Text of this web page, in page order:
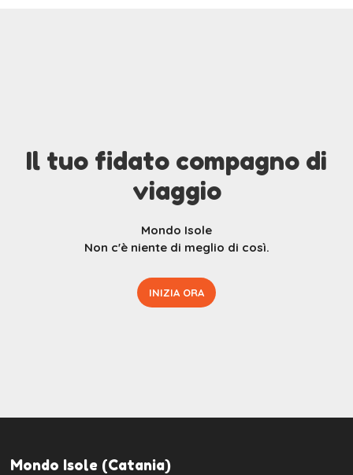
Il tuo fidato compagno di
viaggio
Mondo Isole
Non c'è niente di meglio di così.
INIZIA ORA
Mondo Isole (Catania)